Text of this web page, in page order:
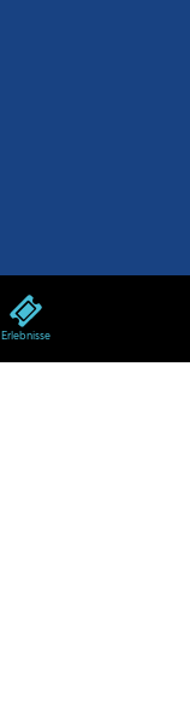
Erlebnisse